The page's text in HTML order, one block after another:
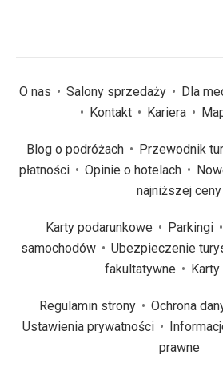
O nas Salony sprzedaży Dla
Kontakt
Kariera
Blog o podróżach Przewodnik
płatności
Opinie o hotelach
najniższej ceny
Karty podarunkowe Parkingi
samochodów
Ubezpieczenie
fakultatywne
Regulamin strony
Ochrona
Ustawienia prywatności
prawne